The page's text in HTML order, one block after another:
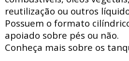
reutilização ou outros
Possuem o formato
apoiado sobre pés ou não.
Conheça mais sobre os